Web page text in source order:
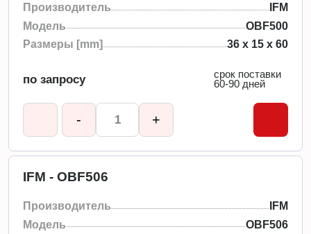
Производитель
IFM
Модель
OBF500
Размеры [mm]
36 x 15 x 60
по запросу
срок поставки
60-90 дней
- +
IFM - OBF506
Производитель
IFM
Модель
OBF506